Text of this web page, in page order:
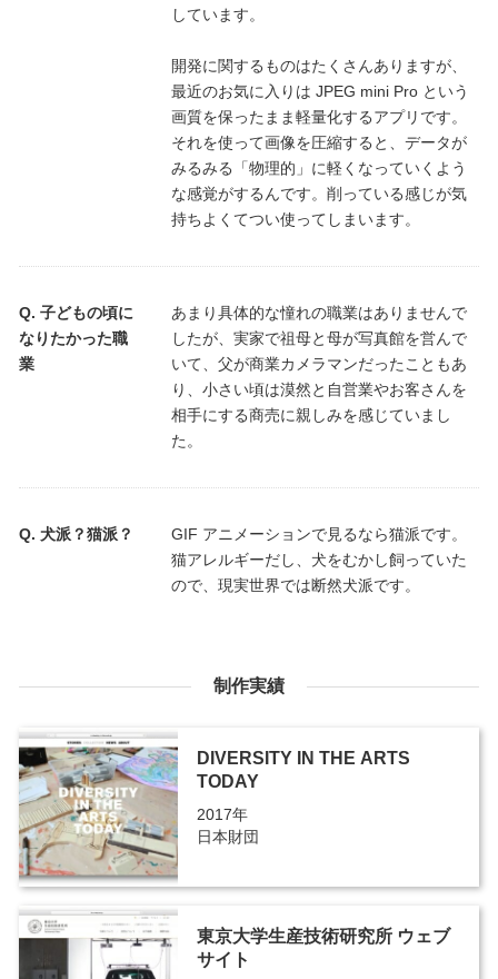
しています。
開発に関するものはたくさんありますが、
最近のお気に入りは JPEG mini Pro という
画質を保ったまま軽量化するアプリです。
それを使って画像を圧縮すると、データが
みるみる「物理的」に軽くなっていくよう
な感覚がするんです。削っている感じが気
持ちよくてつい使ってしまいます。
子どもの頃に
なりたかった職
業
あまり具体的な憧れの職業はありませんで
したが、実家で祖母と母が写真館を営んで
いて、父が商業カメラマンだったこともあ
り、小さい頃は漠然と自営業やお客さんを
相手にする商売に親しみを感じていまし
た。
犬派？猫派？
GIF アニメーションで見るなら猫派です。
猫アレルギーだし、犬をむかし飼っていた
ので、現実世界では断然犬派です。
制作実績
DIVERSITY IN THE ARTS
TODAY
2017年
日本財団
東京大学生産技術研究所 ウェブ
サイト